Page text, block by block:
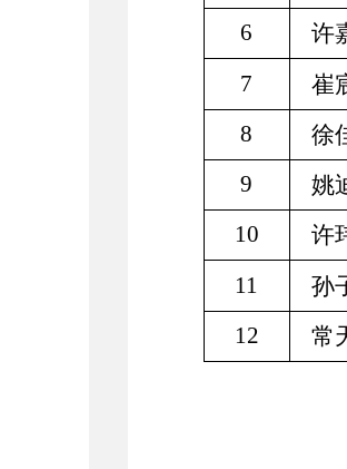
6
许
7
崔
8
徐
9
姚
10
许
11
孙
12
常